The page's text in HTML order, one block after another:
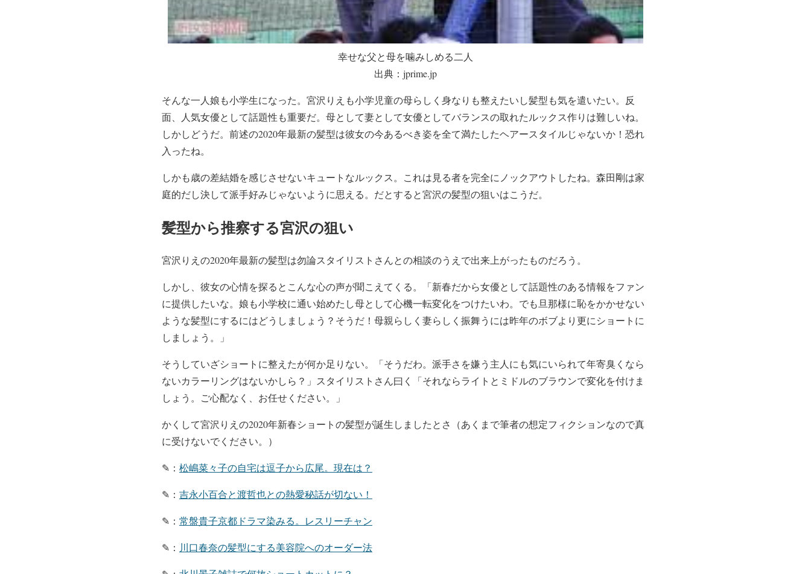
幸せな父と母を噛みしめる二人
出典：jprime.jp
そんな一人娘も小学生になった。宮沢りえも小学児童の母らしく身なりも整えたいし髪型も気を遣いたい。反
面、人気女優として話題性も重要だ。母として妻として女優としてバランスの取れたルックス作りは難しいね。
しかしどうだ。前述の2020年最新の髪型は彼女の今あるべき姿を全て満たしたヘアースタイルじゃないか！恐れ
入ったね。
しかも歳の差結婚を感じさせないキュートなルックス。これは見る者を完全にノックアウトしたね。森田剛は家
庭的だし決して派手好みじゃないように思える。だとすると宮沢の髪型の狙いはこうだ。
髪型から推察する宮沢の狙い
宮沢りえの2020年最新の髪型は勿論スタイリストさんとの相談のうえで出来上がったものだろう。
しかし、彼女の心情を探るとこんな心の声が聞こえてくる。「新春だから女優として話題性のある情報をファン
に提供したいな。娘も小学校に通い始めたし母として心機一転変化をつけたいわ。でも旦那様に恥をかかせない
ような髪型にするにはどうしましょう？そうだ！母親らしく妻らしく振舞うには昨年のボブより更にショートに
しましょう。」
そうしていざショートに整えたが何か足りない。「そうだわ。派手さを嫌う主人にも気にいられて年寄臭くなら
ないカラーリングはないかしら？」スタイリストさん曰く「それならライトとミドルのブラウンで変化を付けま
しょう。ご心配なく、お任せください。」
かくして宮沢りえの2020年新春ショートの髪型が誕生しましたとさ（あくまで筆者の想定フィクションなので真
に受けないでください。）
✎： 松嶋菜々子の自宅は逗子から広尾。現在は？
✎： 吉永小百合と渡哲也との熱愛秘話が切ない！
✎： 常盤貴子京都ドラマ染みる。レスリーチャン
✎： 川口春奈の髪型にする美容院へのオーダー法